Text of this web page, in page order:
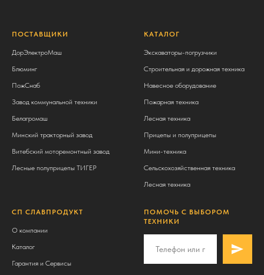
ПОСТАВЩИКИ
ДорЭлектроМаш
Блюминг
ПожСнаб
Завод коммунальной техники
Белагромаш
Минский тракторный завод
Витебский моторемонтный завод
Лесные полуприцепы ТИГЕР
КАТАЛОГ
Экскаваторы-погрузчики
Строительная и дорожная техника
Навесное оборудование
Пожарная техника
Лесная техника
Прицепы и полуприцепы
Мини-техника
Сельскохозяйственная техника
Лесная техника
СП СЛАВПРОДУКТ
О компании
Каталог
Гарантия и Сервисы
ПОМОЧЬ С ВЫБОРОМ
ТЕХНИКИ